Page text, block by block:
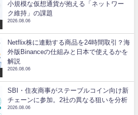
小規模な仮想通貨が抱える「ネットワー
ク維持」の課題
2026.08.06
Netflix株に連動する商品を24時間取引？海
外版Binanceの仕組みと日本で使えるかを
解説
2026.08.06
SBI・住友商事がステーブルコイン向け新
チェーンに参加。2社の異なる狙いを分析
2026.08.06